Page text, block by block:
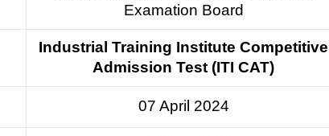
Examation Board
Industrial Training Institute Competitive
Admission Test (ITI CAT)
07 April 2024